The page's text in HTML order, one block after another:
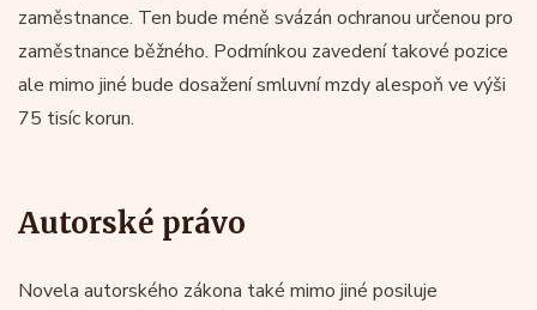
zaměstnance. Ten bude méně svázán ochranou určenou pro
zaměstnance běžného. Podmínkou zavedení takové pozice
ale mimo jiné bude dosažení smluvní mzdy alespoň ve výši
75 tisíc korun.
Autorské právo
Novela autorského zákona také mimo jiné posiluje